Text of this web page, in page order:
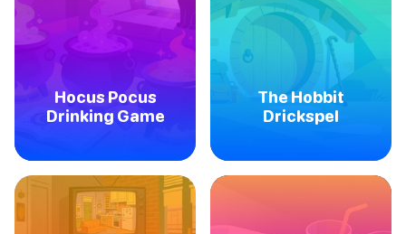
Hocus Pocus
Drinking Game
The Hobbit
Drickspel